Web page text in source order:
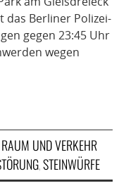
das Berliner Polizei-
gegen 23:45 Uhr
wegen
UND VERKEHR
,STEINWÜRFE